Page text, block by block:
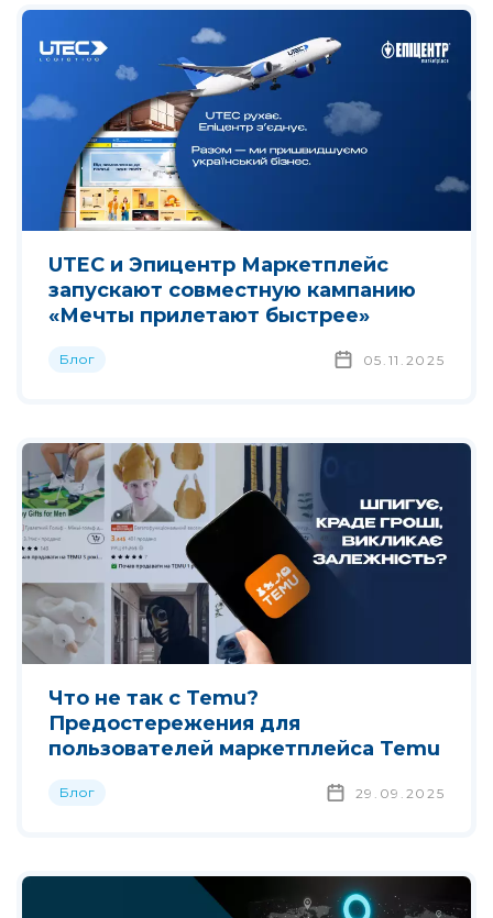
UTEC и Эпицентр Маркетплейс
запускают совместную кампанию
«Мечты прилетают быстрее»
Блог 05.11.2025
Что не так с Temu?
Предостережения для
пользователей маркетплейса Temu
Блог 29.09.2025